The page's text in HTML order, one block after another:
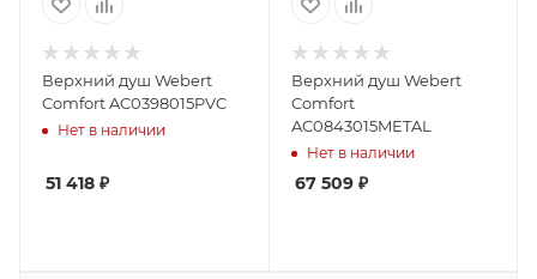
Верхний душ Webert
Comfort AC0398015PVC
Нет в наличии
51 418 ₽
Верхний душ Webert
Comfort
AC0843015METAL
Нет в наличии
67 509₽